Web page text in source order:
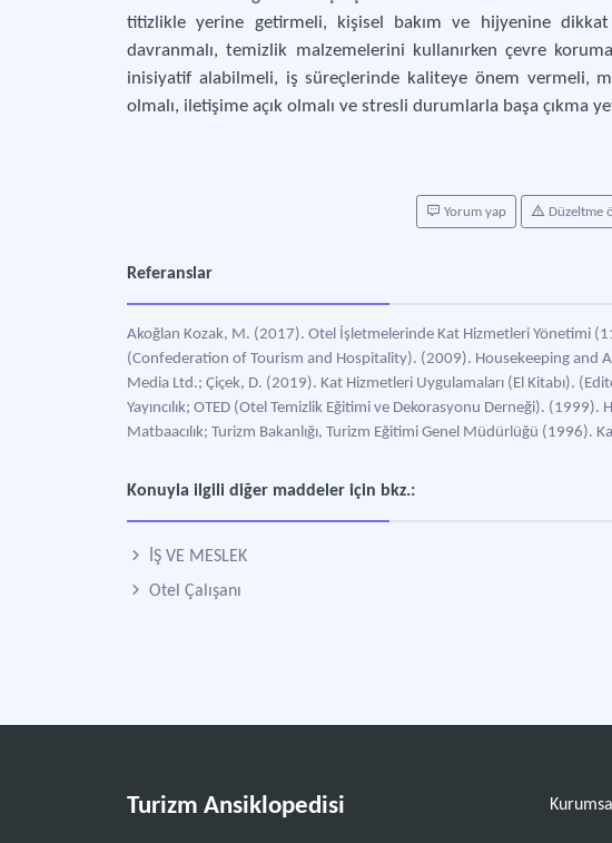
titizlikle yerine getirmeli, kişisel bakım ve hijyenine
davranmalı, temizlik malzemelerini kullanırken çevre
inisiyatif alabilmeli, iş süreçlerinde kaliteye önem vermeli,
olmalı, iletişime açık olmalı ve stresli durumlarla başa çıkma
Yorum yap Düzeltme
Referanslar
Akoğlan Kozak, M. (2017). Otel İşletmelerinde Kat Hizmetleri Yönetimi (11.
(Confederation of Tourism and Hospitality). (2009). Housekeeping and
Media Ltd.; Çiçek, D. (2019). Kat Hizmetleri Uygulamaları (El Kitabı).
Yayıncılık; OTED (Otel Temizlik Eğitimi ve Dekorasyonu Derneği).
Matbaacılık; Turizm Bakanlığı, Turizm Eğitimi Genel Müdürlüğü (1996).
Konuyla ilgili diğer maddeler için bkz.:
İŞ VE MESLEK
Otel Çalışanı
Turizm Ansiklopedisi Kurumsal